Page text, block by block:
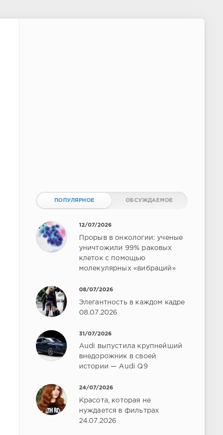
ПОПУЛЯРНОЕ ОБСУЖДАЕМОЕ
12/07/2026
Прорыв в онкологии: ученые
уничтожили 99% раковых
клеток с помощью
молекулярных «вибраций»
08/07/2026
Элегантность в каждом кадре
08.07.2026
31/07/2026
Audi выпустила крупнейший
внедорожник в своей
истории — Audi Q9
24/07/2026
Красота, которая не
нуждается в фильтрах
24.07.2026